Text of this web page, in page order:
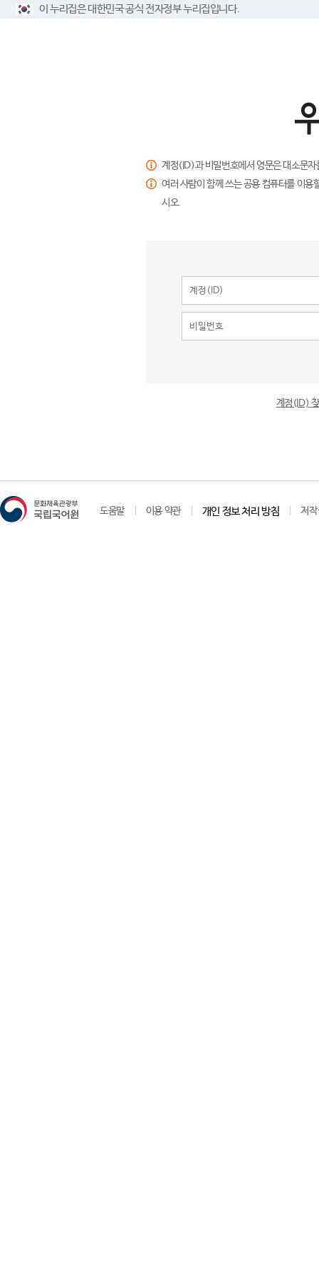
이 누리집은 대한민국 공식 전자정부 누리집입니다.
계정(ID)과 비밀번호에서 영문은 대소문
여러 사람이 함께 쓰는 공용 컴퓨터를 이
시오.
계정(ID)
도움말 이용 약관 개인 정보 처리 방침 저